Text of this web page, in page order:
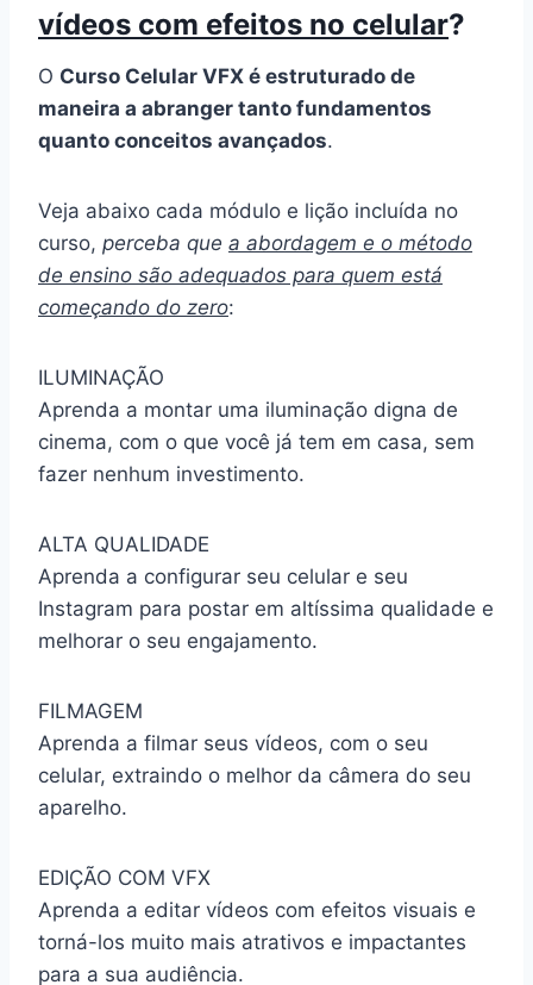
vídeos com efeitos no celular?
O Curso Celular VFX é estruturado de
maneira a abranger tanto fundamentos
quanto conceitos avançados.
Veja abaixo cada módulo e lição incluída no
curso, perceba que a abordagem e o método
de ensino são adequados para quem está
começando do zero:
ILUMINAÇÃO
Aprenda a montar uma iluminação digna de
cinema, com o que você já tem em casa, sem
fazer nenhum investimento.
ALTA QUALIDADE
Aprenda a configurar seu celular e seu
Instagram para postar em altíssima qualidade e
melhorar o seu engajamento.
FILMAGEM
Aprenda a filmar seus vídeos, com o seu
celular, extraindo o melhor da câmera do seu
aparelho.
EDIÇÃO COM VFX
Aprenda a editar vídeos com efeitos visuais e
torná-los muito mais atrativos e impactantes
para a sua audiência.